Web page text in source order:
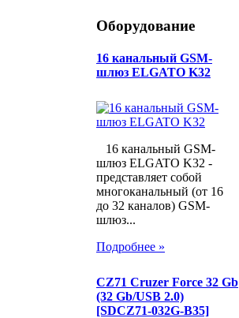
Оборудование
16 канальный GSM-
шлюз ELGATO K32
16 канальный GSM-
шлюз ELGATO K32 -
представляет собой
многоканальный (от 16
до 32 каналов) GSM-
шлюз...
Подробнее »
CZ71 Cruzer Force 32 Gb
(32 Gb/USB 2.0)
[SDCZ71-032G-B35]